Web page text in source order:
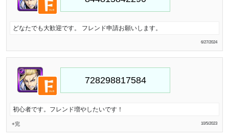
どなたでも大歓迎です。 フレンド申請お願いします。
6/27/2024
初心者です。フレンド増やしたいです！
+完 10/5/2023